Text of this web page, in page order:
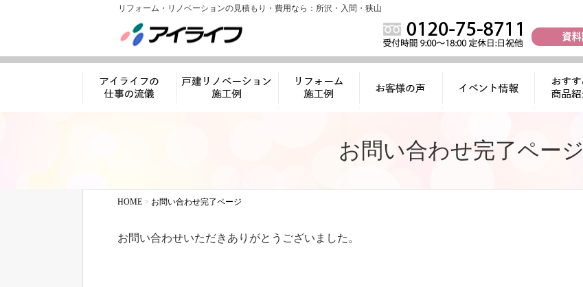
リフォーム・リノベーションの見積もり・費用なら：所沢・入間・狭山
お問い合わせ完了ページ
HOME> お問い合わせ完了ページ
お問い合わせいただきありがとうございました。